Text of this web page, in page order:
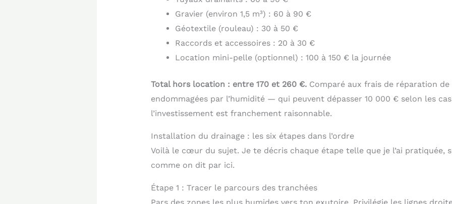
Gravier (environ 1,5 m³) : 60 à 90 €
Géotextile (rouleau) : 30 à 50 €
Raccords et accessoires : 20 à 30 €
Location mini-pelle (optionnel) : 100 à 150 € la journée
Total hors location : entre 170 et 260 €.Comparé aux frais de réparation
endommagées par l’humidité — qui peuvent dépasser 10 000 € selon les
l’investissement est franchement raisonnable.
Installation du drainage : les six étapes dans l’ordre
Voilà le cœur du sujet. Je te décris chaque étape telle que je l’ai pratiquée,
comme on dit par ici.
Étape 1 : Tracer le parcours des tranchées